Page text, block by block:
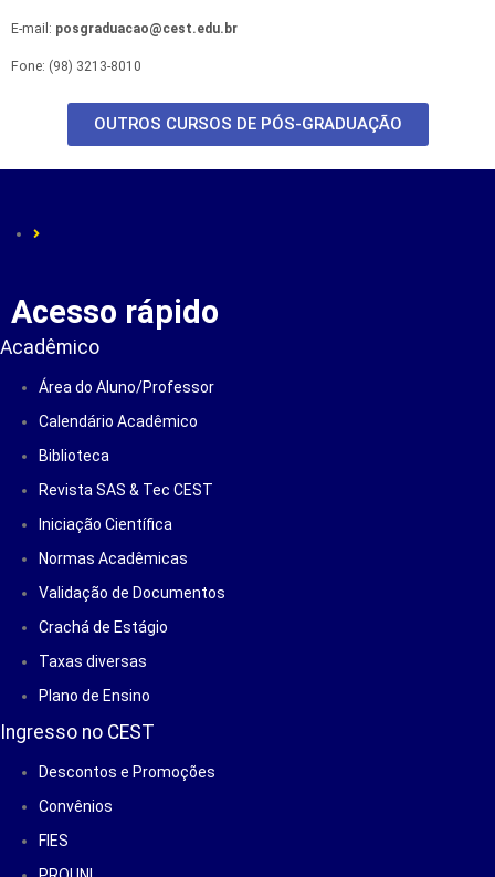
E-mail: posgraduacao@cest.edu.br
Fone: (98) 3213-8010
OUTROS CURSOS DE PÓS-GRADUAÇÃO
Acesso rápido
Acadêmico
Área do Aluno/Professor
Calendário Acadêmico
Biblioteca
Revista SAS & Tec CEST
Iniciação Científica
Normas Acadêmicas
Validação de Documentos
Crachá de Estágio
Taxas diversas
Plano de Ensino
Ingresso no CEST
Descontos e Promoções
Convênios
FIES